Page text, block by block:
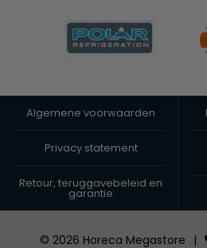
Algemene voorwaarden
Privacy statement
Retour, teruggavebeleid en
garantie
© 2026 Horeca Megastore |